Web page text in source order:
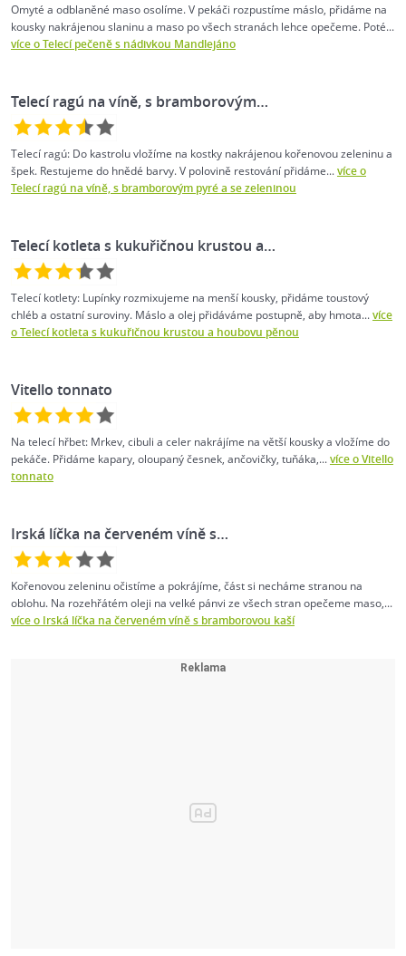
Omyté a odblaněné maso osolíme. V pekáči rozpustíme máslo, přidáme na
kousky nakrájenou slaninu a maso po všech stranách lehce opečeme. Poté...
více o Telecí pečeně s nádivkou Mandlejáno
Telecí ragú na víně, s bramborovým…
Telecí ragú: Do kastrolu vložíme na kostky nakrájenou kořenovou zeleninu a
špek. Restujeme do hnědé barvy. V polovině restování přidáme...více o
Telecí ragú na víně, s bramborovým pyré a se zeleninou
Telecí kotleta s kukuřičnou krustou a…
Telecí kotlety: Lupínky rozmixujeme na menší kousky, přidáme toustový
chléb a ostatní suroviny. Máslo a olej přidáváme postupně, aby hmota...více
o Telecí kotleta s kukuřičnou krustou a houbovu pěnou
Vitello tonnato
Na telecí hřbet: Mrkev, cibuli a celer nakrájíme na větší kousky a vložíme do
pekáče. Přidáme kapary, oloupaný česnek, ančovičky, tuňáka,...více o Vitello
tonnato
Irská líčka na červeném víně s…
Kořenovou zeleninu očistíme a pokrájíme, část si necháme stranou na
oblohu. Na rozehřátém oleji na velké pánvi ze všech stran opečeme maso,...
více o Irská líčka na červeném víně s bramborovou kaší